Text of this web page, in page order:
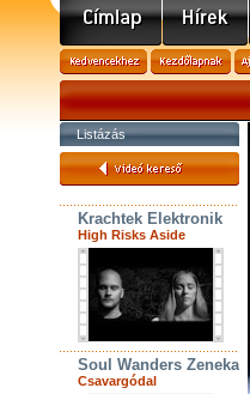
Listázás
Krachtek Elektronik
High Risks Aside
Soul Wanders Zenekar
Csavargódal